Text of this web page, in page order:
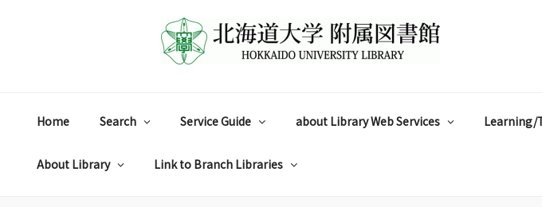
Home Search Service Guide about Library Web Services Learning/
About Library Link to Branch Libraries